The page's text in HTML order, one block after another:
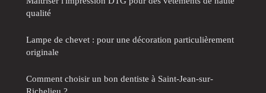
qualité
Lampe de chevet : pour une décoration particulièrement
originale
Comment choisir un bon dentiste à Saint-Jean-sur-
Richelieu ?